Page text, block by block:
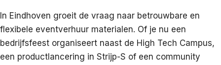
In Eindhoven groeit de vraag naar betrouwbare en
flexibele eventverhuur materialen. Of je nu een
bedrijfsfeest organiseert naast de High Tech Campus,
een productlancering in Strijp-S of een community